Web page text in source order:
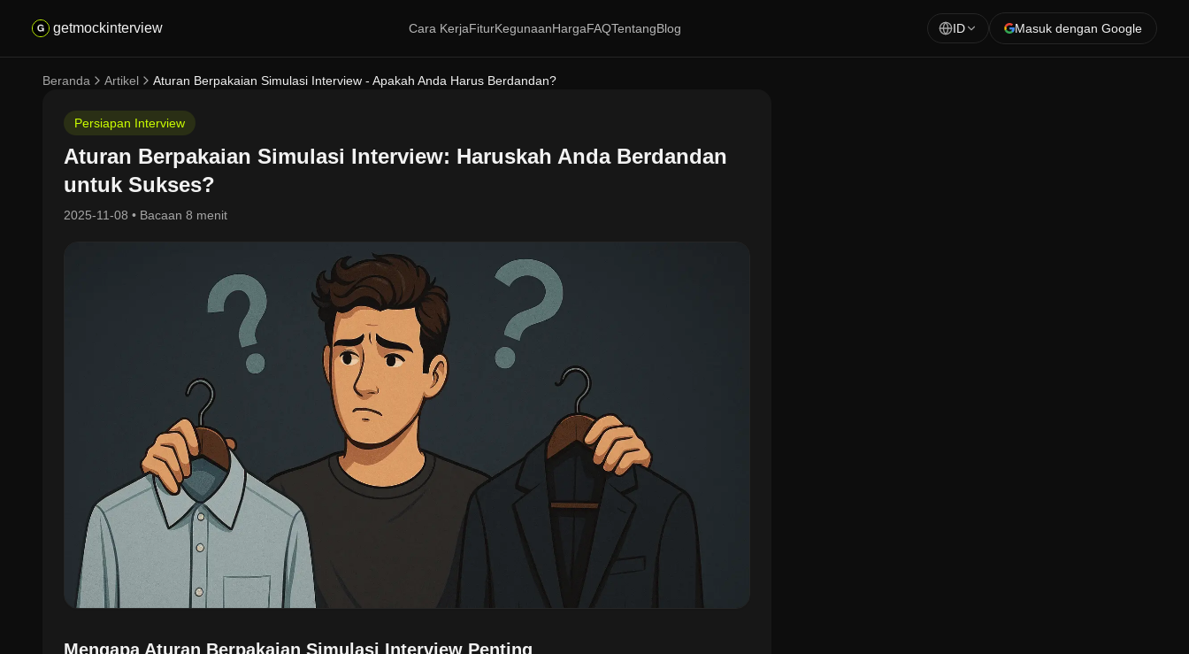
getmockinterview Cara KerjaFiturKegunaanHargaFAQTentangBlog ID Masuk dengan Google
Beranda Artikel Aturan Berpakaian Simulasi Interview - Apakah Anda Harus Berdandan?
Persiapan Interview
Aturan Berpakaian Simulasi Interview: Haruskah Anda Berdandan
untuk Sukses?
2025-11-08 • Bacaan 8 menit
Mengapa Aturan Berpakaian Simulasi Interview Penting